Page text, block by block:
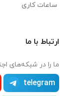
ساعات کاری
ارتباط با ما
ما را در شبکه‌های
telegram